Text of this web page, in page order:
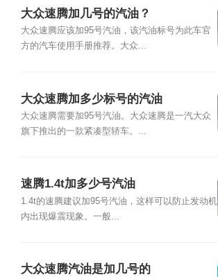
大众速腾加几号的汽油？
大众速腾应该加95号汽油，该汽油标号为此车官
方的汽车使用手册推荐。大众...
大众速腾加多少标号的汽油
大众速腾需要加95号汽油。大众速腾是一汽大众
旗下推出的一款紧凑型轿车。...
速腾1.4t加多少号汽油
1.4t的速腾建议加95号汽油，这样可以防止发动机
内出现爆震现象。一般...
大众速腾汽油是加几号的